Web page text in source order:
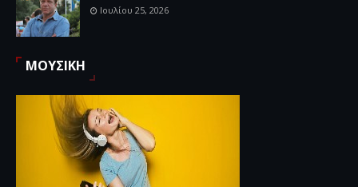
Ιουλίου 25, 2026
ΜΟΥΣΙΚΗ